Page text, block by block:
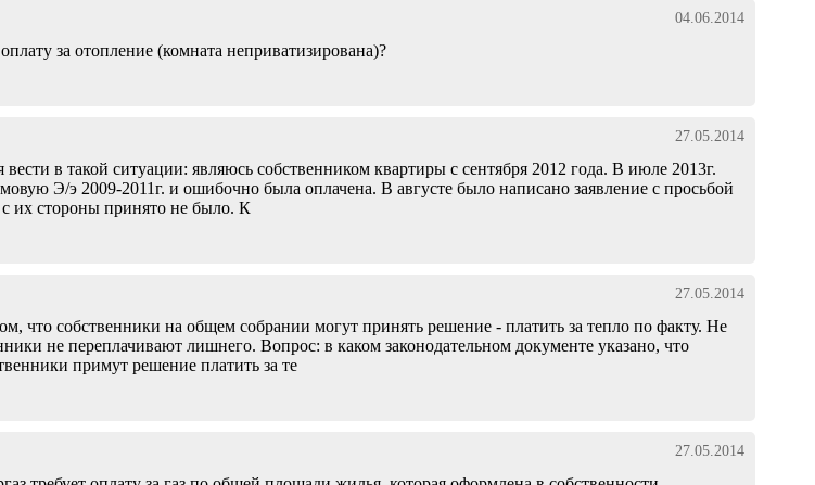
04.06.2014
за отопление (комната неприватизирована)?
27.05.2014
в такой ситуации: являюсь собственником квартиры с сентября 2012 года. В июле 2013г.
Э/э 2009-2011г. и ошибочно была оплачена. В августе было написано заявление с просьбой
с их стороны принято не было. К
27.05.2014
что собственники на общем собрании могут принять решение - платить за тепло по факту. Не
не переплачивают лишнего. Вопрос: в каком законодательном документе указано, что
примут решение платить за те
27.05.2014